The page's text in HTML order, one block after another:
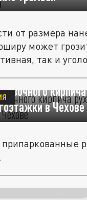
от размера
может
так и
в Чехове